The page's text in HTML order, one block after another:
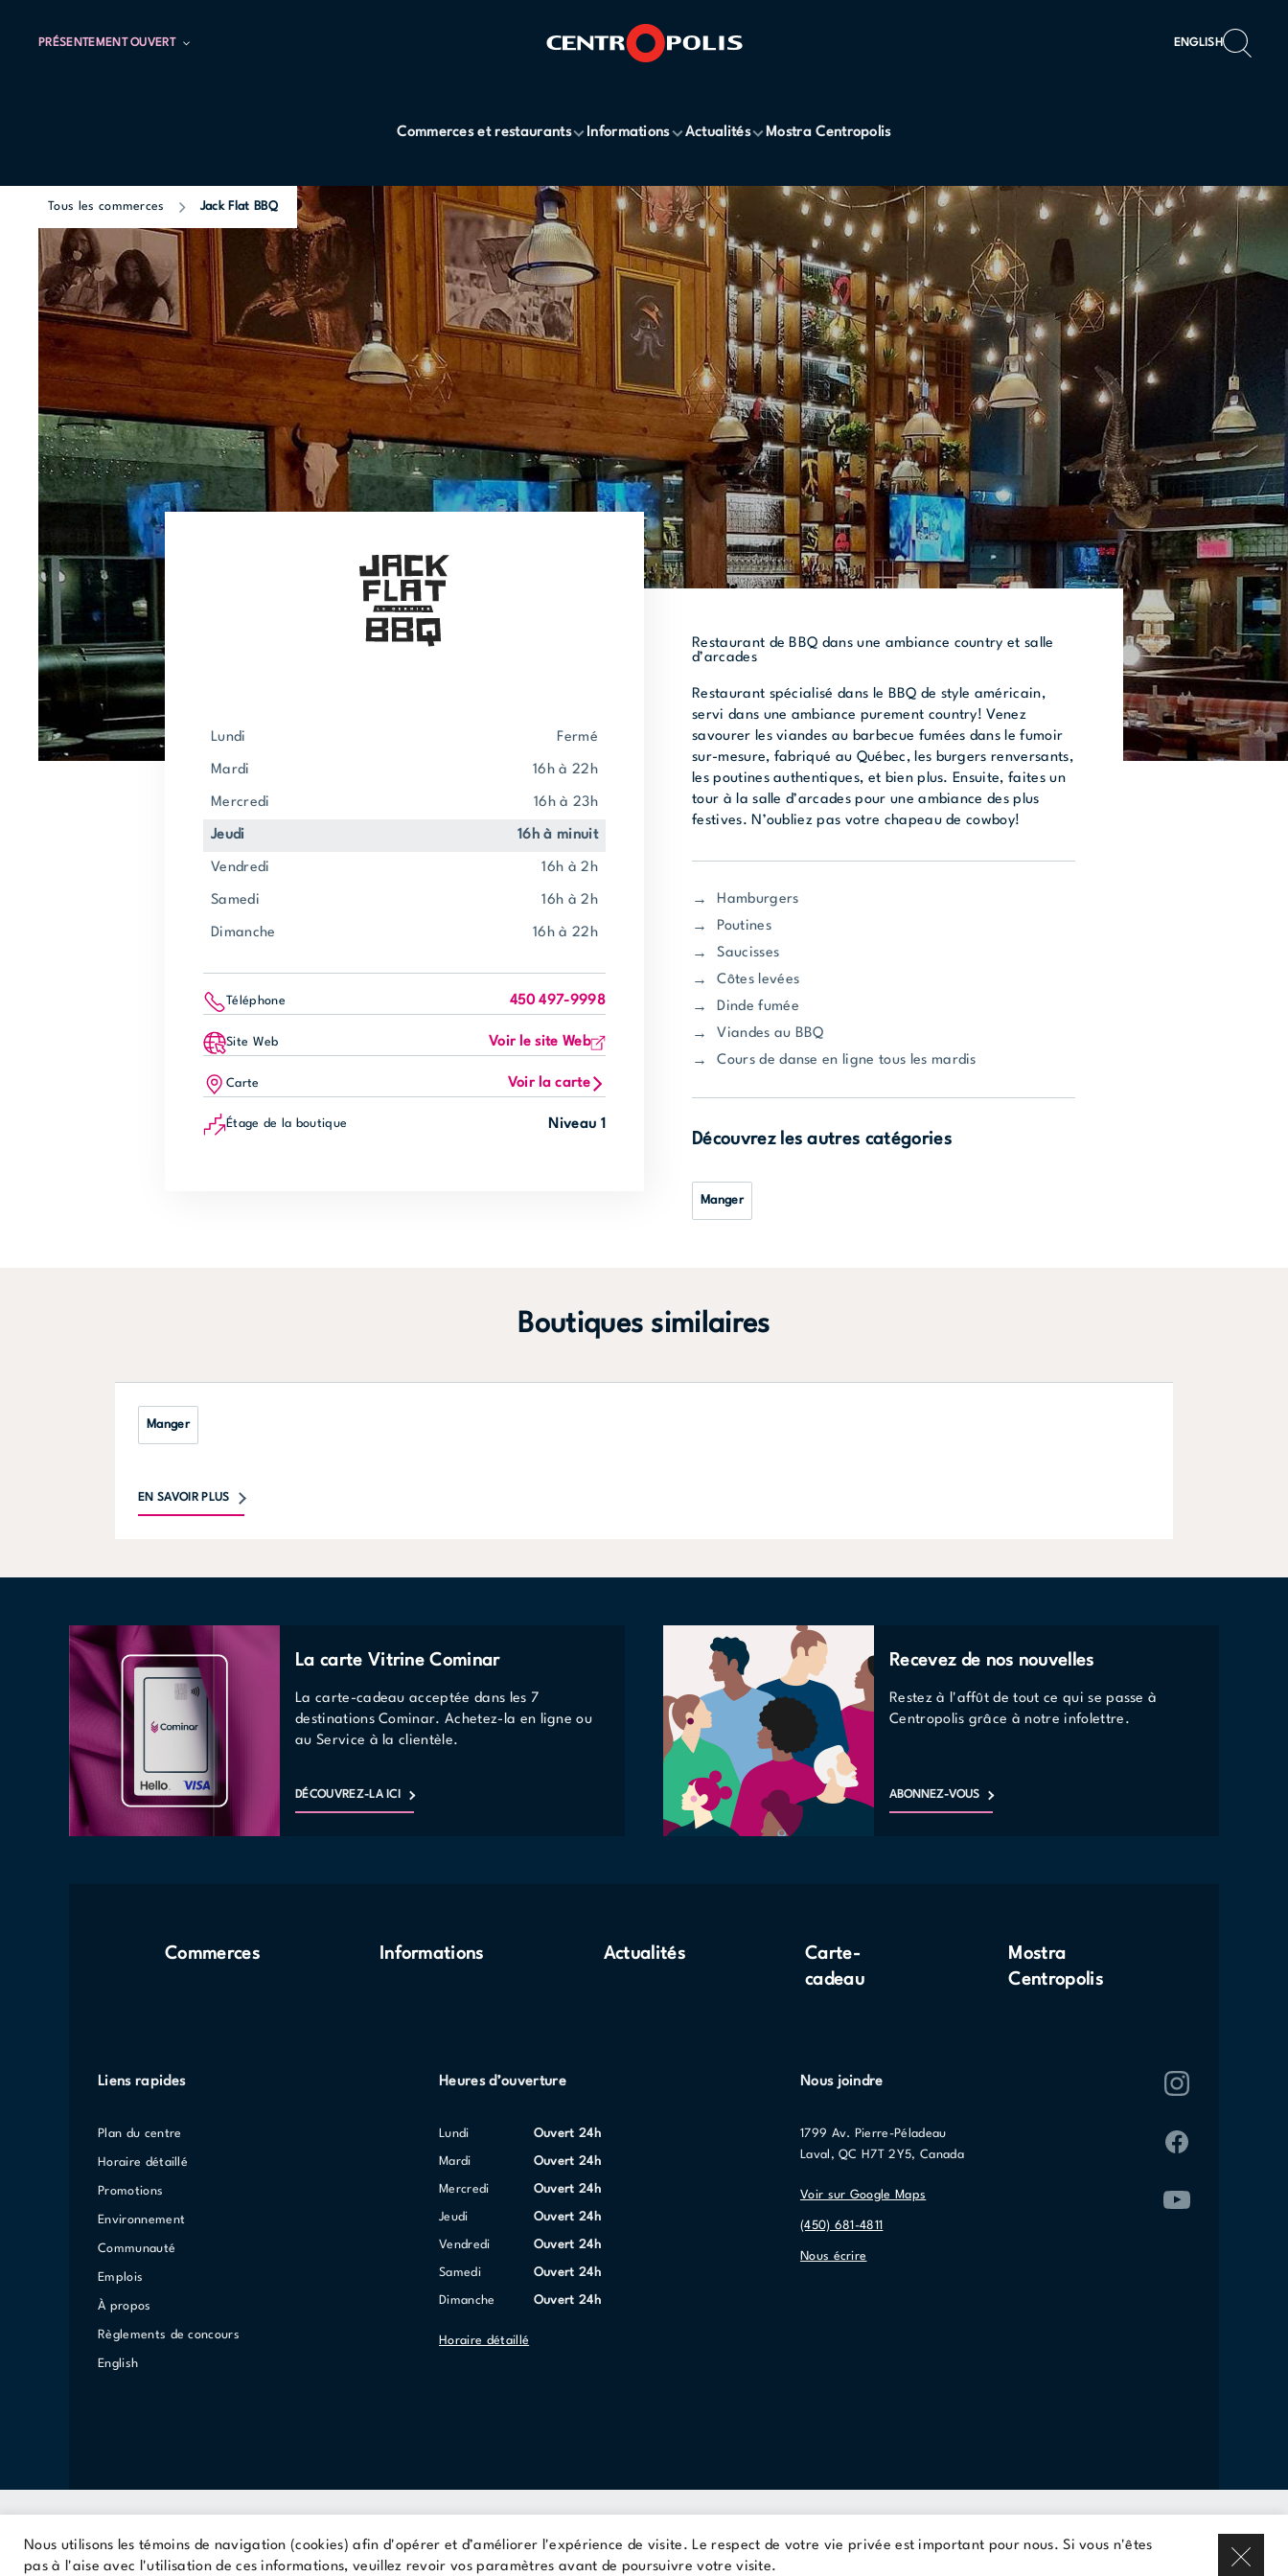
Nous utilisons les témoins de navigation (cookies) afin d'opérer et d’améliorer l'expérience de visite. Le respect de votre vie privée est important pour nous. Si vous n'êtes
pas à l'aise avec l'utilisation de ces informations, veuillez revoir vos paramètres avant de poursuivre votre visite.
PRÉSENTEMENT OUVERT ENGLISH
Commerces et restaurants Informations Actualités Mostra Centropolis
Tous les commerces Jack Flat BBQ
lundi fermé
mardi 16h à 22h
mercredi 16h à 23h
jeudi 16h à minuit
vendredi 16h à 2h
samedi 16h à 2h
dimanche 16h à 22h
Téléphone 450 497-9998
Site Web Voir le site Web
Carte Voir la carte
Étage de la boutique Niveau 1
Restaurant de BBQ dans une ambiance country et salle
d’arcades
Restaurant spécialisé dans le BBQ de style américain,
servi dans une ambiance purement country! Venez
savourer les viandes au barbecue fumées dans le fumoir
sur-mesure, fabriqué au Québec, les burgers renversants,
les poutines authentiques, et bien plus. Ensuite, faites un
tour à la salle d’arcades pour une ambiance des plus
festives. N’oubliez pas votre chapeau de cowboy!
Hamburgers
Poutines
Saucisses
Côtes levées
Dinde fumée
Viandes au BBQ
Cours de danse en ligne tous les mardis
Découvrez les autres catégories
Manger
Boutiques similaires
Manger
EN SAVOIR PLUS
La carte Vitrine Cominar
La carte-cadeau acceptée dans les 7
destinations Cominar. Achetez-la en ligne ou
au Service à la clientèle.
DÉCOUVREZ-LA ICI
Recevez de nos nouvelles
Restez à l'affût de tout ce qui se passe à
Centropolis grâce à notre infolettre.
ABONNEZ-VOUS
Commerces Informations Actualités
Carte-
cadeau
Mostra
Centropolis
Liens rapides
Plan du centre
Horaire détaillé
Promotions
Environnement
Communauté
Emplois
À propos
Règlements de concours
English
Heures d’ouverture
lundi Ouvert 24h
mardi Ouvert 24h
mercredi Ouvert 24h
jeudi Ouvert 24h
vendredi Ouvert 24h
samedi Ouvert 24h
dimanche Ouvert 24h
Horaire détaillé
Nous joindre
1799 Av. Pierre-Péladeau
Laval, QC H7T 2Y5, Canada
Voir sur Google Maps
(450) 681-4811
Nous écrire
Une propriété Cominar
© 2026 Cominar
Louer un espace